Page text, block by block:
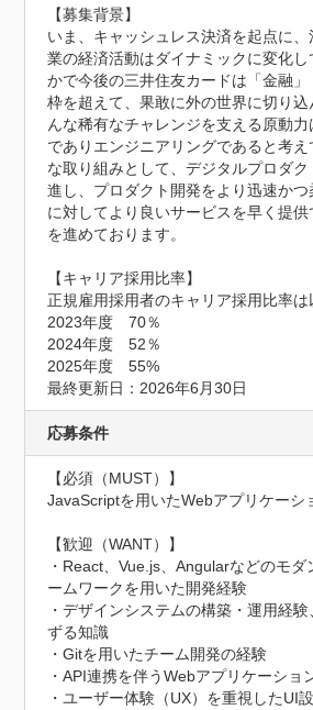
【募集背景】
いま、キャッシュレス決済を起点に
業の経済活動はダイナミックに変化
かで今後の三井住友カードは「金融」
枠を超えて、果敢に外の世界に切り
んな稀有なチャレンジを支える原動
でありエンジニアリングであると考え
な取り組みとして、デジタルプロダ
進し、プロダクト開発をより迅速か
に対してより良いサービスを早く提供
を進めております。
【キャリア採用比率】
正規雇用採用者のキャリア採用比率は
2023年度　70％
2024年度　52％
2025年度　55%
最終更新日：2026年6月30日
応募条件
【必須（MUST）】
JavaScriptを用いたWebアプリケーシ
【歓迎（WANT）】
・React、Vue.js、Angularなどのモ
ームワークを用いた開発経験
・デザインシステムの構築・運用経
ずる知識
・Gitを用いたチーム開発の経験
・API連携を伴うWebアプリケーショ
・ユーザー体験（UX）を重視したUI